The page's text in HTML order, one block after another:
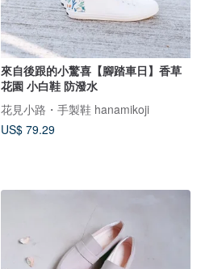
來自後跟的小驚喜【腳踏車日】香草
花園 小白鞋 防潑水
花見小路・手製鞋 hanamikoji
US$ 79.29